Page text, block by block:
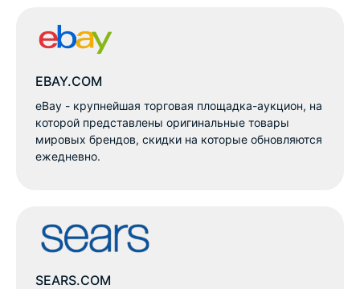
EBAY.COM
eBay - крупнейшая торговая площадка-аукцион, на
которой представлены оригинальные товары
мировых брендов, скидки на которые обновляются
ежедневно.
SEARS.COM